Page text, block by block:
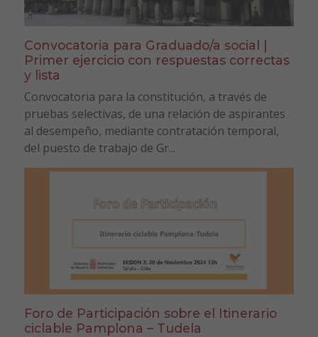
Convocatoria para Graduado/a social |
Primer ejercicio con respuestas correctas
y lista
Convocatoria para la constitución, a través de
pruebas selectivas, de una relación de aspirantes
al desempeño, mediante contratación temporal,
del puesto de trabajo de Gr...
Foro de Participación sobre el Itinerario
ciclable Pamplona – Tudela